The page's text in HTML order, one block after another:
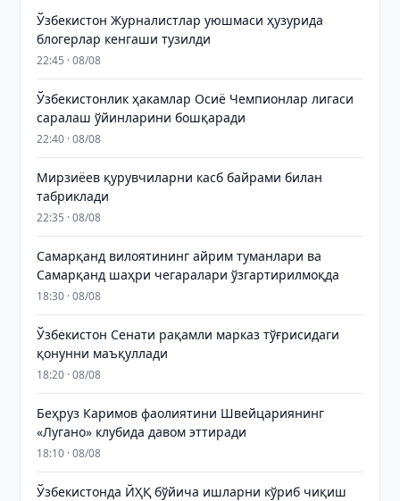
Ўзбекистон Журналистлар уюшмаси ҳузурида
блогерлар кенгаши тузилди
22:45 · 08/08
Ўзбекистонлик ҳакамлар Осиё Чемпионлар лигаси
саралаш ўйинларини бошқаради
22:40 · 08/08
Мирзиёев қурувчиларни касб байрами билан
табриклади
22:35 · 08/08
Самарқанд вилоятининг айрим туманлари ва
Самарқанд шаҳри чегаралари ўзгартирилмоқда
18:30 · 08/08
Ўзбекистон Сенати рақамли марказ тўғрисидаги
қонунни маъқуллади
18:20 · 08/08
Беҳруз Каримов фаолиятини Швейцариянинг
«Лугано» клубида давом эттиради
18:10 · 08/08
Ўзбекистонда ЙҲҚ бўйича ишларни кўриб чиқиш